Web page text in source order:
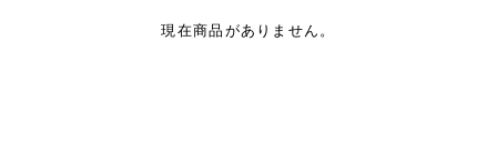
現在商品がありません。